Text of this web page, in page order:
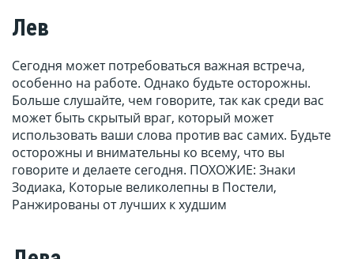
Лев
Сегодня может потребоваться важная встреча,
особенно на работе. Однако будьте осторожны.
Больше слушайте, чем говорите, так как среди вас
может быть скрытый враг, который может
использовать ваши слова против вас самих. Будьте
осторожны и внимательны ко всему, что вы
говорите и делаете сегодня. ПОХОЖИЕ: Знаки
Зодиака, Которые великолепны в Постели,
Ранжированы от лучших к худшим